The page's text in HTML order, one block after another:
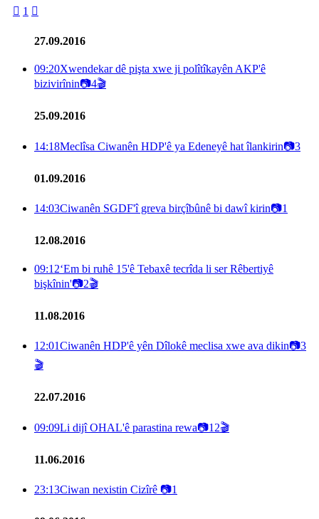
 1 
27.09.2016
09:20Xwendekar dê pişta xwe ji polîtîkayên AKP'ê
bizivirînin📷4🎬
25.09.2016
14:18Meclîsa Ciwanên HDP'ê ya Edeneyê hat îlankirin📷3
01.09.2016
14:03Ciwanên SGDF'î greva birçîbûnê bi dawî kirin📷1
12.08.2016
09:12‘Em bi ruhê 15'ê Tebaxê tecrîda li ser Rêbertiyê
bişkînin'📷2🎬
11.08.2016
12:01Ciwanên HDP'ê yên Dîlokê meclisa xwe ava dikin📷3
🎬
22.07.2016
09:09Li dijî OHAL'ê parastina rewa📷12🎬
11.06.2016
23:13Ciwan nexistin Cizîrê 📷1